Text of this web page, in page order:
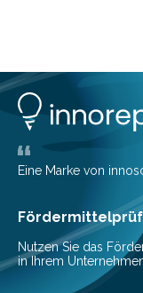
Eine Marke von
Nutzen Sie das
in Ihrem